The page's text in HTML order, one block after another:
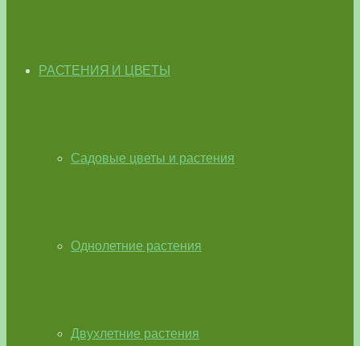
РАСТЕНИЯ И ЦВЕТЫ
Садовые цветы и растения
Однолетние растения
Двухлетние растения